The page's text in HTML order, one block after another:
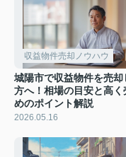
収益物件売却ノウハウ
城陽市で収益物件を売却
方へ！相場の目安と高く
めのポイント解説
2026.05.16